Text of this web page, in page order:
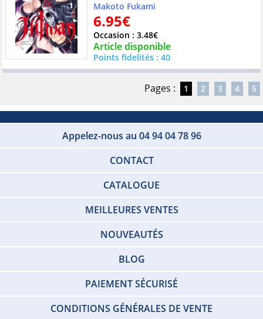
Makoto Fukami
6.95€
Occasion : 3.48€
Article disponible
Points fidelités : 40
Pages : 1 2 3 4 5
Appelez-nous au 04 94 04 78 96
CONTACT
CATALOGUE
MEILLEURES VENTES
NOUVEAUTÉS
BLOG
PAIEMENT SÉCURISÉ
CONDITIONS GÉNÉRALES DE VENTE